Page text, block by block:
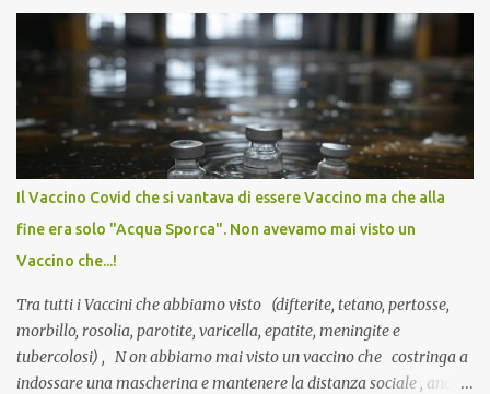
pandemia. Un interrogativo che dovrebbe scuotere chiunque abbia
ancora il coraggio di pensare con la propria testa. Per il vaccino
anti-Covid, un pro-farmaco, con autorizzazione condizionata,
sviluppato in tempi record, con tecnologie mai utilizzate prima su
larga scala, ancora oggetto di studio e di discussione
internazionale serve solo una firma. La tua. Lo si somministra
anche a persone sane, giovani, senza fattori di rischio, spesso già
serve una prescrizione. Non c’è diagnosi. Non c’è presa in carico.
L’unico atto richiesto è una fi...
Il Vaccino Covid che si vantava di essere Vaccino ma che alla
fine era solo "Acqua Sporca". Non avevamo mai visto un
Vaccino che...!
Tra tutti i Vaccini che abbiamo visto (difterite, tetano, pertosse,
morbillo, rosolia, parotite, varicella, epatite, meningite e
tubercolosi) , N on abbiamo mai visto un vaccino che costringa a
indossare una mascherina e mantenere la distanza sociale , anche